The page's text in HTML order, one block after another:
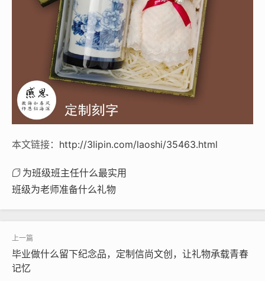
本文链接： http://3lipin.com/laoshi/35463.html
为班级班主任什么最实用
班级为老师准备什么礼物
毕业做什么留下纪念品，定制信尚文创，让礼物承载青春
记忆